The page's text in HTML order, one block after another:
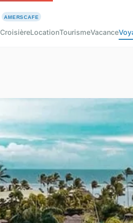
CroisièreLocationTourismeVacance